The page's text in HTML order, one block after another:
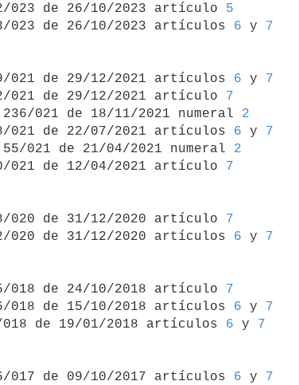
023 de 26/10/2023 artículo 5
023 de 26/10/2023 artículos 6 y 7
021 de 29/12/2021 artículos 6 y 7
021 de 29/12/2021 artículo 7
021 de 18/11/2021 numeral 2
021 de 22/07/2021 artículos 6 y 7
021 de 21/04/2021 numeral 2
021 de 12/04/2021 artículo 7
020 de 31/12/2020 artículo 7
020 de 31/12/2020 artículos 6 y 7
018 de 24/10/2018 artículo 7
018 de 15/10/2018 artículos 6 y 7
018 de 19/01/2018 artículos 6 y 7
017 de 09/10/2017 artículos 6 y 7